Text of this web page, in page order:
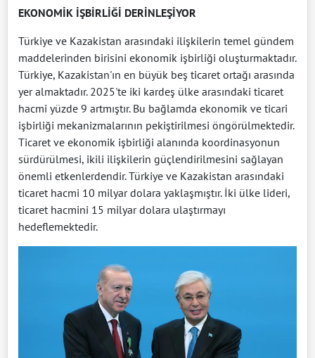
EKONOMİK İŞBİRLİĞİ DERİNLEŞİYOR
Türkiye ve Kazakistan arasındaki ilişkilerin temel gündem
maddelerinden birisini ekonomik işbirliği oluşturmaktadır.
Türkiye, Kazakistan'ın en büyük beş ticaret ortağı arasında
yer almaktadır. 2025'te iki kardeş ülke arasındaki ticaret
hacmi yüzde 9 artmıştır. Bu bağlamda ekonomik ve ticari
işbirliği mekanizmalarının pekiştirilmesi öngörülmektedir.
Ticaret ve ekonomik işbirliği alanında koordinasyonun
sürdürülmesi, ikili ilişkilerin güçlendirilmesini sağlayan
önemli etkenlerdendir. Türkiye ve Kazakistan arasındaki
ticaret hacmi 10 milyar dolara yaklaşmıştır. İki ülke lideri,
ticaret hacmini 15 milyar dolara ulaştırmayı
hedeflemektedir.